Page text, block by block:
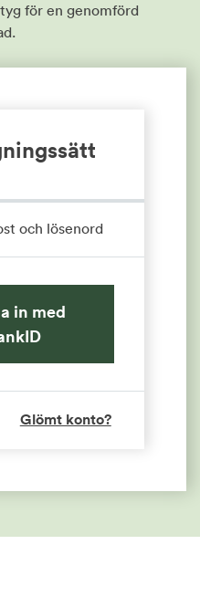
för en genomförd
och lösenord
in med
Glömt konto?